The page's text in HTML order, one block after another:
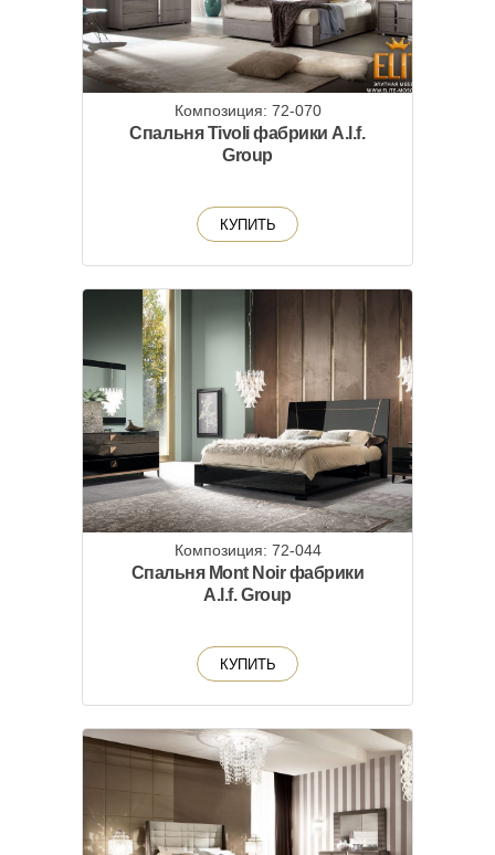
Композиция: 72-070
Спальня Tivoli фабрики A.l.f.
Group
КУПИТЬ
Композиция: 72-044
Спальня Mont Noir фабрики
A.l.f. Group
КУПИТЬ